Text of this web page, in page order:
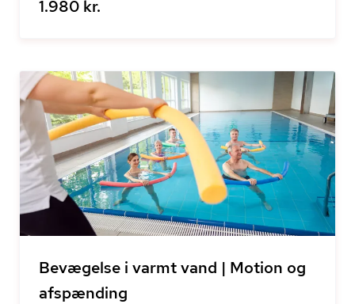
1.980 kr.
Bevægelse i varmt vand | Motion og
afspænding